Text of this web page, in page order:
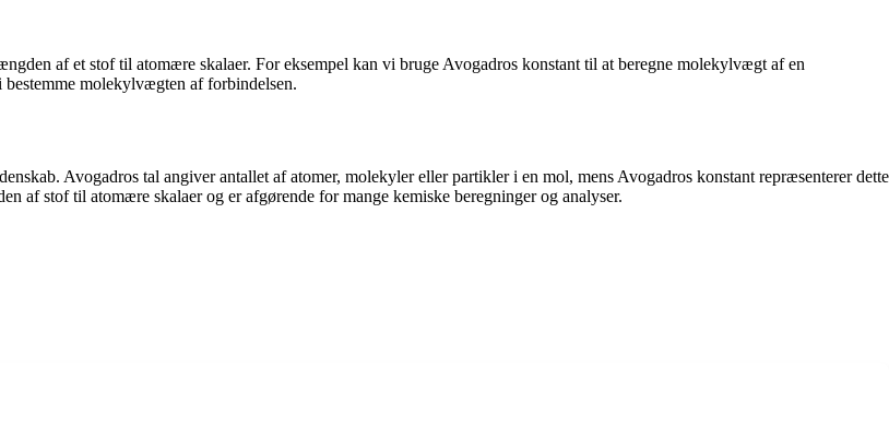
af et stof til atomære skalaer. For eksempel kan vi bruge Avogadros konstant til at beregne molekylvægt af en
molekylvægten af forbindelsen.
Avogadros tal angiver antallet af atomer, molekyler eller partikler i en mol, mens Avogadros konstant repræsenterer dette
af stof til atomære skalaer og er afgørende for mange kemiske beregninger og analyser.